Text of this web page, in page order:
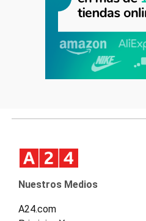
Nuestros Medios
A24.com